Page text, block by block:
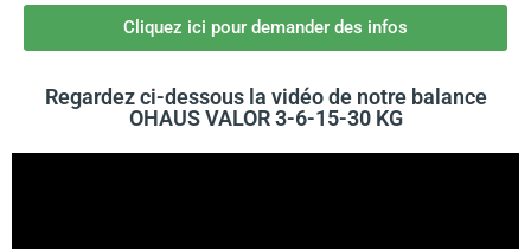
Cliquez ici pour demander des infos
Regardez ci-dessous la vidéo de notre balance
OHAUS VALOR 3-6-15-30 KG